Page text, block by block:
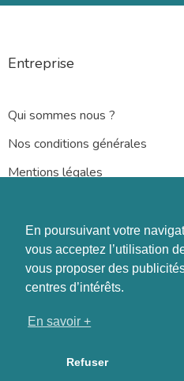
En poursuivant votre
vous acceptez l’utilisation
vous proposer des
centres d’intérêts.
En savoir +
Refuser
Entreprise
Qui sommes nous ?
Nos conditions générales
Mentions légales
Rennes – Nantes